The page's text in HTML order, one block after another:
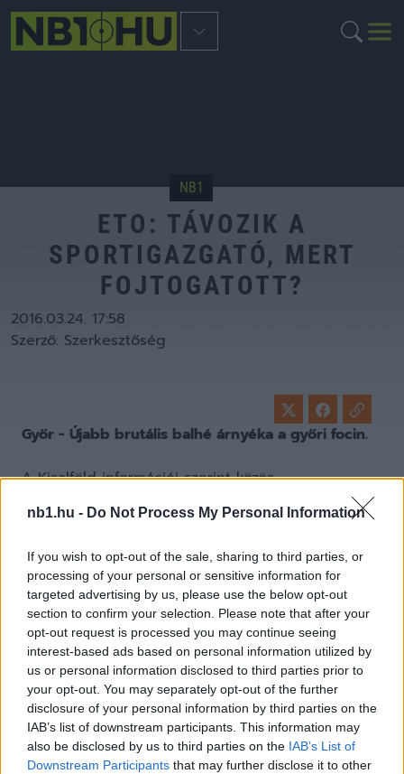
nb1.hu - Do Not Process My Personal Information
If you wish to opt-out of the sale, sharing to third parties, or
processing of your personal or sensitive information for
targeted advertising by us, please use the below opt-out
section to confirm your selection. Please note that after your
opt-out request is processed you may continue seeing
interest-based ads based on personal information utilized by
us or personal information disclosed to third parties prior to
your opt-out. You may separately opt-out of the further
disclosure of your personal information by third parties on the
IAB’s list of downstream participants. This information may
also be disclosed by us to third parties on the IAB’s List of
Downstream Participants that may further disclose it to other
NB1
ETO: TÁVOZIK A
SPORTIGAZGATÓ, MERT
FOJTOGATOTT?
2016.03.24. 17:58
Szerző: Szerkesztőség
Győr - Újabb brutális balhé árnyéka a győri focin.
A Kisalföld információi szerint közös
Sztevanovics, a Győri ETO FC sportigazgatója. A
alkalmazottaiból és néhány bejáratos vendégből
álló csapat a stadion tornatermében
lábteniszezett, amikor a terembe lépve Szasa
Sztevanovic felszólította a technikai igazgató
segítőjét, hogy öt perc múlva legyen az
irodájában. Így is történt és ekkor a sportigazgató
közölte vele, hogy a lábteniszezés miatt felmond
neki. A segítő állítólag erre közölte, hogy
Sztevanovics nem a munkáltatója és a felmondást
nem fogadja el, majd elhagyta az irodát. A